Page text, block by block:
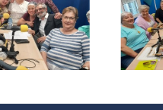
Con Mayor
Mosaico a
5 manos